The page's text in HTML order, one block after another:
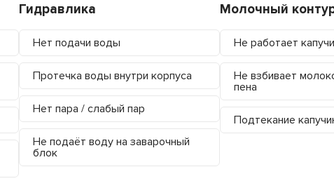
Гидравлика
Нет подачи воды
Протечка воды внутри корпуса
Нет пара / слабый пар
Не подаёт воду на заварочный
блок
Молочный
Не работает
Не взбивает
пена
Подтекание